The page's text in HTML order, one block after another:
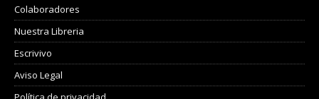
Colaboradores
Nuestra Libreria
Escrivivo
Aviso Legal